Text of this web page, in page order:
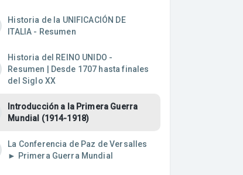
Historia de la UNIFICACIÓN DE
ITALIA - Resumen
Historia del REINO UNIDO -
Resumen | Desde 1707 hasta finales
del Siglo XX
Introducción a la Primera Guerra
Mundial (1914-1918)
La Conferencia de Paz de Versalles
► Primera Guerra Mundial